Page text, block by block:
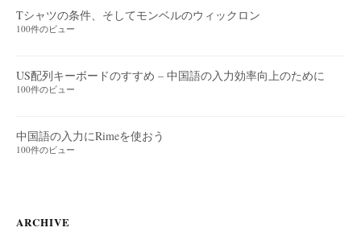
Tシャツの条件、そしてモンベルのウィックロン
100件のビュー
US配列キーボードのすすめ – 中国語の入力効率向上のために
100件のビュー
中国語の入力にRimeを使おう
100件のビュー
ARCHIVE